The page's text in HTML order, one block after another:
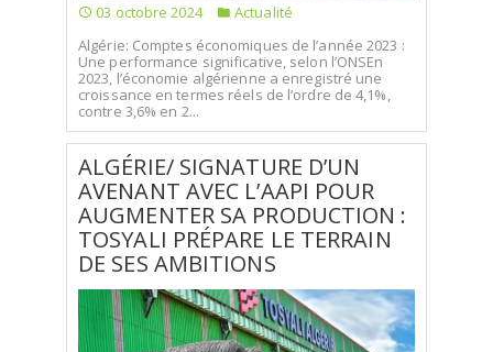
03 octobre 2024
Actualité
Algérie: Comptes économiques de l’année 2023 :
Une performance significative, selon l’ONSEn
2023, l’économie algérienne a enregistré une
croissance en termes réels de l’ordre de 4,1%,
contre 3,6% en 2...
ALGÉRIE/ SIGNATURE D’UN
AVENANT AVEC L’AAPI POUR
AUGMENTER SA PRODUCTION :
TOSYALI PRÉPARE LE TERRAIN
DE SES AMBITIONS